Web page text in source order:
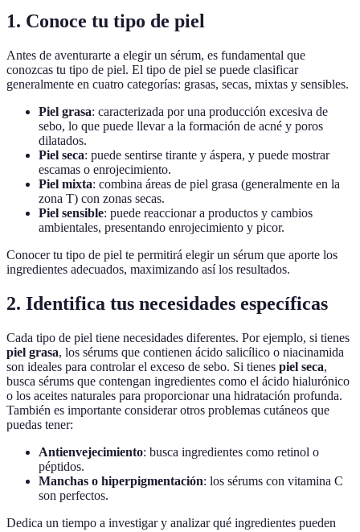
1. Conoce tu tipo de piel
Antes de aventurarte a elegir un sérum, es fundamental que
conozcas tu tipo de piel. El tipo de piel se puede clasificar
generalmente en cuatro categorías: grasas, secas, mixtas y sensibles.
Piel grasa: caracterizada por una producción excesiva de
sebo, lo que puede llevar a la formación de acné y poros
dilatados.
Piel seca: puede sentirse tirante y áspera, y puede mostrar
escamas o enrojecimiento.
Piel mixta: combina áreas de piel grasa (generalmente en la
zona T) con zonas secas.
Piel sensible: puede reaccionar a productos y cambios
ambientales, presentando enrojecimiento y picor.
Conocer tu tipo de piel te permitirá elegir un sérum que aporte los
ingredientes adecuados, maximizando así los resultados.
2. Identifica tus necesidades específicas
Cada tipo de piel tiene necesidades diferentes. Por ejemplo, si tienes
piel grasa, los sérums que contienen ácido salicílico o niacinamida
son ideales para controlar el exceso de sebo. Si tienes piel seca,
busca sérums que contengan ingredientes como el ácido hialurónico
o los aceites naturales para proporcionar una hidratación profunda.
También es importante considerar otros problemas cutáneos que
puedas tener:
Antienvejecimiento: busca ingredientes como retinol o
péptidos.
Manchas o hiperpigmentación: los sérums con vitamina C
son perfectos.
Dedica un tiempo a investigar y analizar qué ingredientes pueden